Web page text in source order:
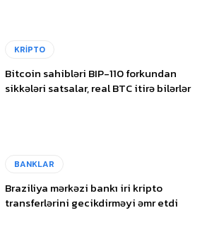
KRİPTO
Bitcoin sahibləri BIP-110 forkundan
sikkələri satsalar, real BTC itirə bilərlər
BANKLAR
Braziliya mərkəzi bankı iri kripto
transferlərini gecikdirməyi əmr etdi